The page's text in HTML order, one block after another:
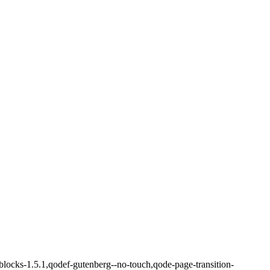
1.5.1,qodef-gutenberg--no-touch,qode-page-transition-